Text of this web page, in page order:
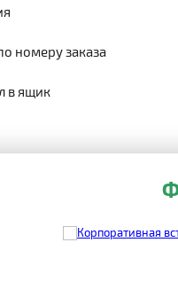
номеру заказа
в ящик